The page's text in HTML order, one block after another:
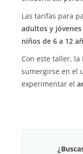
Las tarifas para
adultos y
niños de 6 a 12
Con este taller, la
sumergirse en el
experimentar el